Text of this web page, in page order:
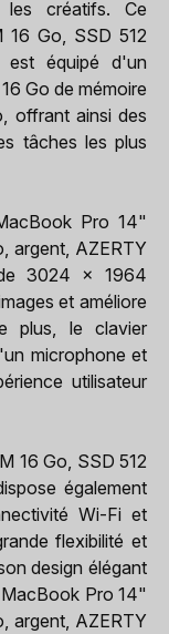
créatifs. Ce
Go, SSD 512
est équipé d'un
Go de mémoire
offrant ainsi des
tâches les plus
Pro 14"
argent, AZERTY
3024 x 1964
et améliore
plus, le clavier
microphone et
utilisateur
16 Go, SSD 512
également
Wi-Fi et
flexibilité et
design élégant
Pro 14"
argent, AZERTY